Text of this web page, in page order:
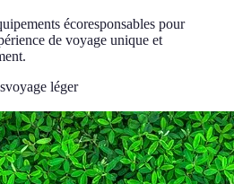
écoresponsables pour
de voyage unique et
voyage léger